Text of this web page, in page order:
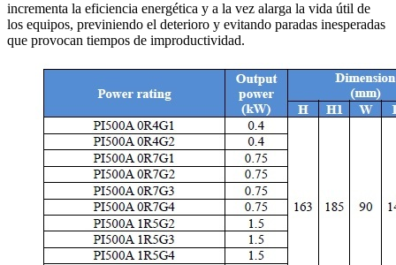
incrementa la eficiencia energética y a la vez alarga la vida útil de
los equipos, previniendo el deterioro y evitando paradas inesperadas
que provocan tiempos de improductividad.